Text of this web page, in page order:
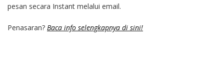
pesan secara Instant melalui email.
Penasaran? Baca info selengkapnya di sini!